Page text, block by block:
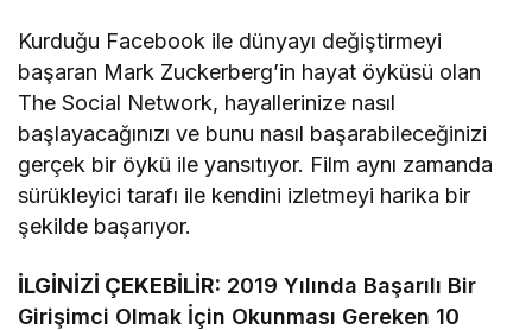
Kurduğu Facebook ile dünyayı değiştirmeyi
başaran Mark Zuckerberg’in hayat öyküsü olan
The Social Network, hayallerinize nasıl
başlayacağınızı ve bunu nasıl başarabileceğinizi
gerçek bir öykü ile yansıtıyor. Film aynı zamanda
sürükleyici tarafı ile kendini izletmeyi harika bir
şekilde başarıyor.
İLGİNİZİ ÇEKEBİLİR: 2019 Yılında Başarılı Bir
Girişimci Olmak İçin Okunması Gereken 10